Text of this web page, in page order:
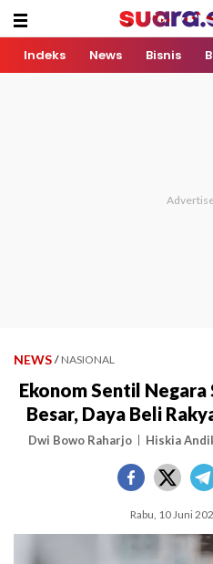
Indeks News Bisnis
NEWS / NASIONAL
Ekonom Sentil
Besar, Daya Beli
Dwi Bowo Raharjo Hiskia
Rabu, 10 Juni